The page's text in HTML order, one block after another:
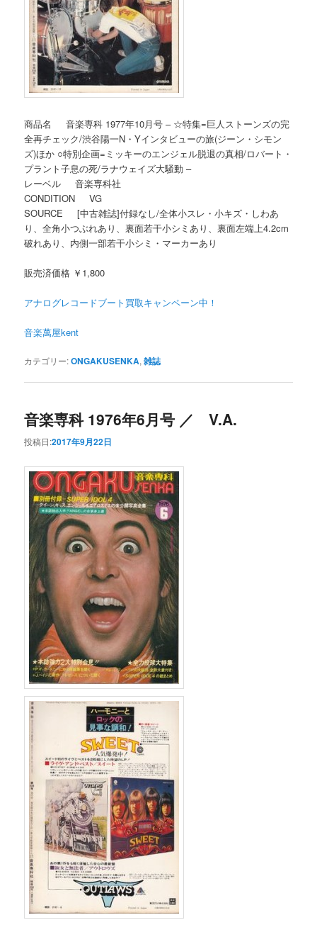
商品名 音楽専科 1977年10月号 – ☆特集=巨人ストーンズの完
全再チェック/渋谷陽一N・Yインタビューの旅(ジーン・シモン
ズ)ほか ○特別企画=ミッキーのエンジェル脱退の真相/ロバート・
プラント子息の死/ラナウェイズ大騒動 –
レーベル 音楽専科社
CONDITION VG
SOURCE [中古雑誌]付録なし/全体小スレ・小キズ・しわあ
り、全角小つぶれあり、裏面若干小シミあり、裏面左端上4.2cm
破れあり、内側一部若干小シミ・マーカーあり
販売済価格 ￥1,800
アナログレコードブート買取キャンペーン中！
音楽萬屋kent
カテゴリー:ONGAKUSENKA,雑誌
音楽専科 1976年6月号 ／ V.A.
投稿日:2017年9月22日